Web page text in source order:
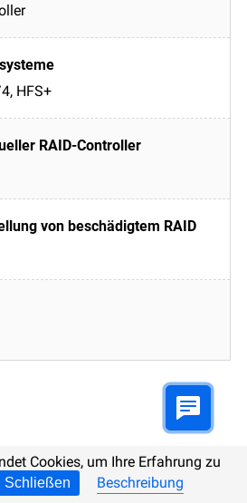
HFS+
Cookies, um Ihre Erfahrung zu
Schließen Beschreibung